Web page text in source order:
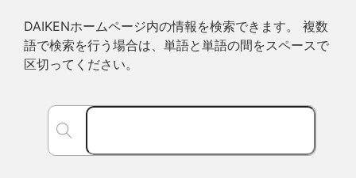
DAIKENホームページ内の情報を検索できます。 複数
語で検索を行う場合は、単語と単語の間をスペースで
区切ってください。